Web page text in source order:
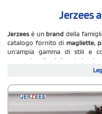
Jerzees
Jerzees è unbranddella
catalogo fornito di magliette,
un'ampia gamma di stili e
promozionali ed è
mercato dell'abbigliamento
Il marchio JERZEES nasce
l'espressione di ogni persona.
forma d’ispirazione che